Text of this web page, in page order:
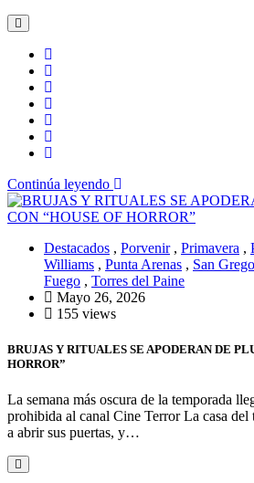
Continúa leyendo
Destacados , Porvenir, Primavera ,
Williams , Punta Arenas , San
Fuego , Torres del Paine
Mayo 26, 2026
155 views
BRUJAS Y RITUALES SE APODERAN DE
HORROR”
La semana más oscura de la temporada
prohibida al canal Cine Terror La casa
a abrir sus puertas, y…